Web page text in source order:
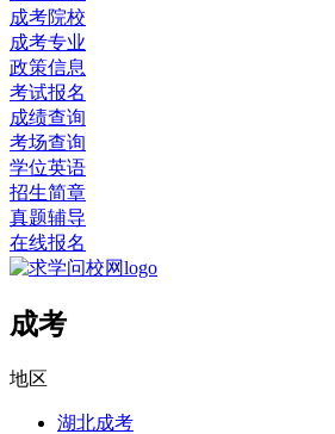
成考院校
成考专业
政策信息
考试报名
成绩查询
考场查询
学位英语
招生简章
真题辅导
在线报名
成考
地区
湖北成考